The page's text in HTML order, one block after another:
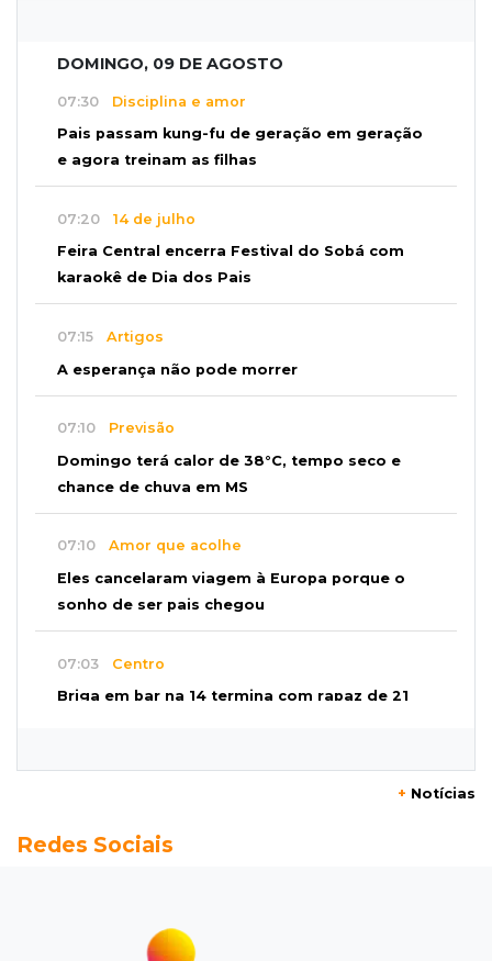
DOMINGO, 09 DE AGOSTO
07:30 Disciplina e amor
Pais passam kung-fu de geração em geração
e agora treinam as filhas
07:20 14 de julho
Feira Central encerra Festival do Sobá com
karaokê de Dia dos Pais
07:15 Artigos
A esperança não pode morrer
07:10 Previsão
Domingo terá calor de 38°C, tempo seco e
chance de chuva em MS
07:10 Amor que acolhe
Eles cancelaram viagem à Europa porque o
sonho de ser pais chegou
07:03 Centro
Briga em bar na 14 termina com rapaz de 21
promessas, mas deixam a conta para depois
Domingo é dia de Festival do Sobá e feiras em
+ Notícias
Redes Sociais